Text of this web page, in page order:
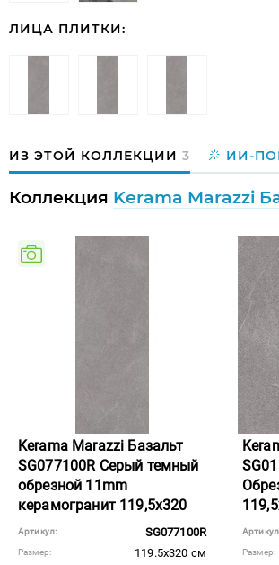
ЛИЦА ПЛИТКИ:
ИЗ ЭТОЙ КОЛЛЕКЦИИ 3 ИИ-
Коллекция Kerama Marazzi
Kerama Marazzi Базальт
SG077100R Серый темный
обрезной 11mm
керамогранит 119,5x320
Артикул: SG077100R
Размер: 119.5x320 см Размер: